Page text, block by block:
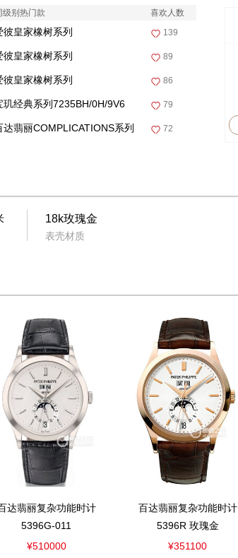
级别热门款 喜欢人数
彼皇家橡树系列 139
彼皇家橡树系列
B
89
彼皇家橡树系列 86
玑经典系列7235BH/0H/9V6 79
达翡丽COMPLICATIONS系列 72
18k玫瑰金
表壳材质
达翡丽复杂功能时计
5396G-011
¥510000
百达翡丽复杂功能时计
5396R 玫瑰金
¥351100